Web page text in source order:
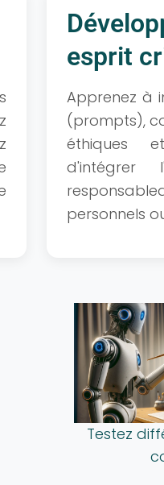
esprit
Apprenez à
(prompts),
éthiques
d'intégrer
personnels
de